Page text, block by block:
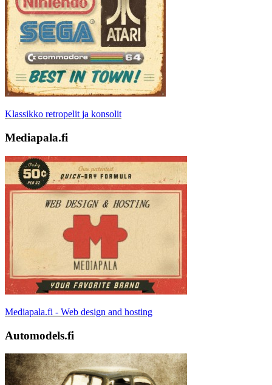
Klassikko retropelit ja konsolit
Mediapala.fi
Mediapala.fi - Web design and hosting
Automodels.fi